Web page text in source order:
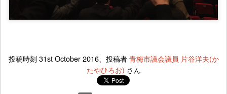
投稿時刻 31st October 2016、投稿者青梅市議会議員 片谷洋夫(か
たやひろお) さん